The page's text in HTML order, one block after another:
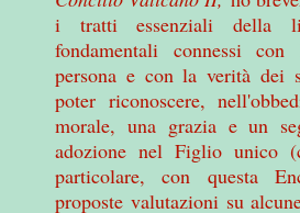
i tratti essenziali della
fondamentali connessi
persona e con la verità dei
poter riconoscere,
morale, una grazia e un
adozione nel Figlio unico
particolare, con questa
proposte valutazioni su